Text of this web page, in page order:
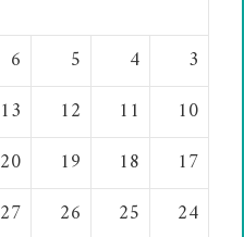
3
4
5
6
10
11
12
13
17
18
19
20
24
25
26
27